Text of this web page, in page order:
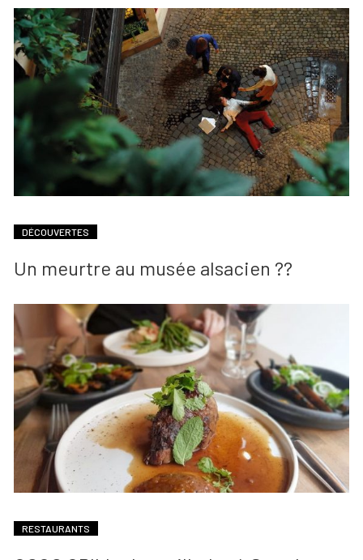
DÉCOUVERTES
Un meurtre au musée alsacien ??
RESTAURANTS